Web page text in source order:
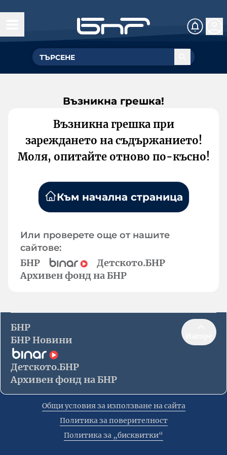
Възникна грешка!
Възникна грешка при
зареждането на съдържанието!
Моля, опитайте отново по-късно!
Към начална страница
Или проверете още от нашите
сайтове:
БНР
Детското.БНР
Архивен фонд на БНР
БНР
БНР Новини
Детското.БНР
Архивен фонд на БНР
Общи условия за използване на сайта
Политика за поверителност
Политика за „бисквитки“